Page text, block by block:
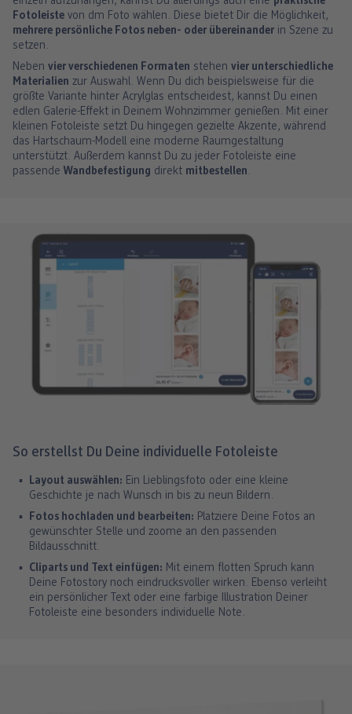
Fotoleiste von dm Foto wählen. Diese bietet Dir die Möglichkeit,
mehrere persönliche Fotos neben- oder übereinander in Szene zu
setzen.
Neben vier verschiedenen Formaten stehen vier unterschiedliche
Materialien zur Auswahl. Wenn Du dich beispielsweise für die
größte Variante hinter Acrylglas entscheidest, kannst Du einen
edlen Galerie-Effekt in Deinem Wohnzimmer genießen. Mit einer
kleinen Fotoleiste setzt Du hingegen gezielte Akzente, während
das Hartschaum-Modell eine moderne Raumgestaltung
unterstützt. Außerdem kannst Du zu jeder Fotoleiste eine
passende Wandbefestigung direkt mitbestellen .
So erstellst Du Deine individuelle Fotoleiste
Layout auswählen: Ein Lieblingsfoto oder eine kleine
Geschichte je nach Wunsch in bis zu neun Bildern.
Fotos hochladen und bearbeiten: Platziere Deine Fotos an
gewünschter Stelle und zoome an den passenden
Bildausschnitt.
Cliparts und Text einfügen: Mit einem flotten Spruch kann
Deine Fotostory noch eindrucksvoller wirken. Ebenso verleiht
ein persönlicher Text oder eine farbige Illustration Deiner
Fotoleiste eine besonders individuelle Note.